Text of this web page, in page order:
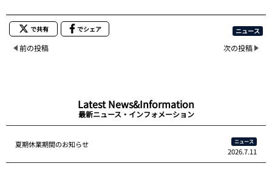
で共有 でシェア ニュース
前の投稿 次の投稿
Latest News&Information
最新ニュース・インフォメーション
夏期休業期間のお知らせ ニュース
2026.7.11